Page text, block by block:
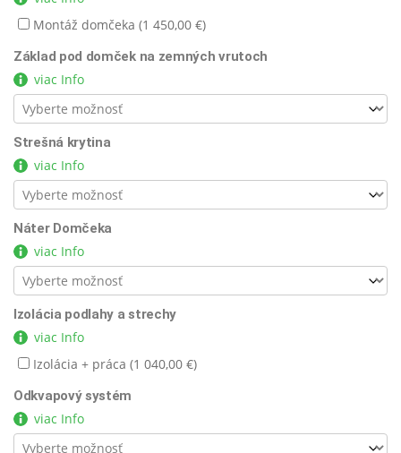
Montáž domčeka (1 450,00 €)
Základ pod domček na zemných vrutoch
viac Info
Strešná krytina
viac Info
Náter Domčeka
viac Info
Izolácia podlahy a strechy
viac Info
Izolácia + práca (1 040,00 €)
Odkvapový systém
viac Info